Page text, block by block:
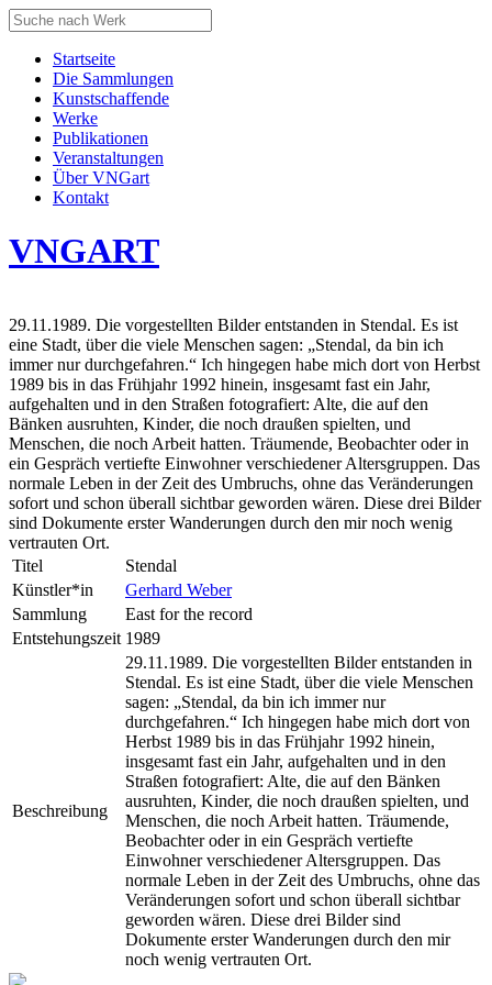
Startseite
Die Sammlungen
Kunstschaffende
Werke
Publikationen
Veranstaltungen
Über VNGart
Kontakt
VNGART
29.11.1989. Die vorgestellten Bilder entstanden in Stendal. Es ist
eine Stadt, über die viele Menschen ­sagen: „Stendal, da bin ich
immer nur durchgefahren.“ Ich hingegen habe mich dort von Herbst
1989 bis in das Frühjahr 1992 hinein, insgesamt fast ein Jahr,
aufgehalten und in den Straßen fotografiert: Alte, die auf den
Bänken ausruhten, Kinder, die noch draußen spielten, und
Menschen, die noch Arbeit hatten. Träumende, Beobachter oder in
ein Gespräch vertiefte Einwohner verschiedener Altersgruppen. Das
normale Leben in der Zeit des Umbruchs, ohne das Veränderungen
sofort und schon überall sichtbar geworden wären. Diese drei Bilder
sind Dokumente erster Wanderungen durch den mir noch wenig
vertrauten Ort.
Titel
Stendal
Künstler*in
Gerhard Weber
Sammlung
East for the record
Entstehungszeit 1989
Beschreibung
29.11.1989. Die vorgestellten Bilder entstanden in
Stendal. Es ist eine Stadt, über die viele Menschen
­sagen: „Stendal, da bin ich immer nur
durchgefahren.“ Ich hingegen habe mich dort von
Herbst 1989 bis in das Frühjahr 1992 hinein,
insgesamt fast ein Jahr, aufgehalten und in den
Straßen fotografiert: Alte, die auf den Bänken
ausruhten, Kinder, die noch draußen spielten, und
Menschen, die noch Arbeit hatten. Träumende,
Beobachter oder in ein Gespräch vertiefte
Einwohner verschiedener Altersgruppen. Das
normale Leben in der Zeit des Umbruchs, ohne das
Veränderungen sofort und schon überall sichtbar
geworden wären. Diese drei Bilder sind
Dokumente erster Wanderungen durch den mir
noch wenig vertrauten Ort.